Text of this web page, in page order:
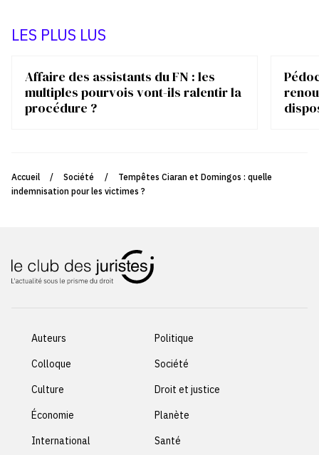
LES PLUS LUS
Affaire des assistants du FN : les
multiples pourvois vont-ils ralentir la
procédure ?
Accueil / Société /
Tempêtes Ciaran et Domingos : quelle
indemnisation pour les victimes ?
Auteurs
Colloque
Culture
Économie
International
Politique
Société
Droit et justice
Planète
Santé